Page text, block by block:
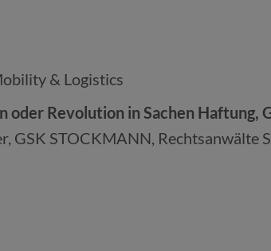
& Logistics
oder Revolution in Sachen Haftung,
GSK STOCKMANN, Rechtsanwälte